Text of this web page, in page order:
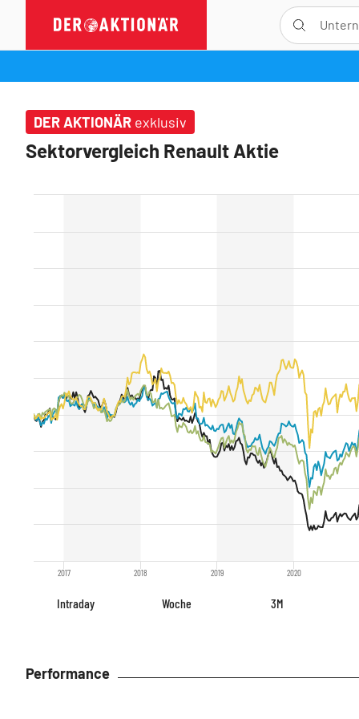
DER AKTIONÄR exklusiv
Sektorvergleich Renault Aktie
2017 2018 2019 2020
Intraday Woche 3M
Performance